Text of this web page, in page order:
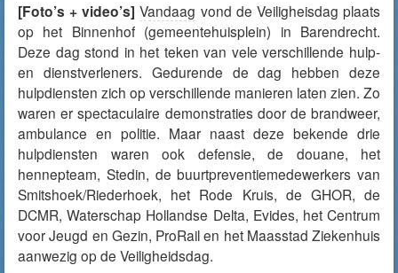
[Foto’s + video’s] Vandaag vond de Veiligheisdag plaats
op het Binnenhof (gemeentehuisplein) in Barendrecht.
Deze dag stond in het teken van vele verschillende hulp-
en dienstverleners. Gedurende de dag hebben deze
hulpdiensten zich op verschillende manieren laten zien. Zo
waren er spectaculaire demonstraties door de brandweer,
ambulance en politie. Maar naast deze bekende drie
hulpdiensten waren ook defensie, de douane, het
hennepteam, Stedin, de buurtpreventiemedewerkers van
Smitshoek/Riederhoek, het Rode Kruis, de GHOR, de
DCMR, Waterschap Hollandse Delta, Evides, het Centrum
voor Jeugd en Gezin, ProRail en het Maasstad Ziekenhuis
aanwezig op de Veiligheidsdag.